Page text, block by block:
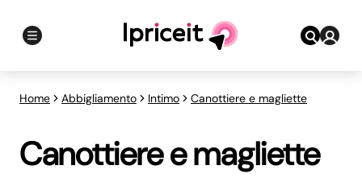
Home Abbigliamento Intimo Canottiere e magliette
Canottiere e magliette